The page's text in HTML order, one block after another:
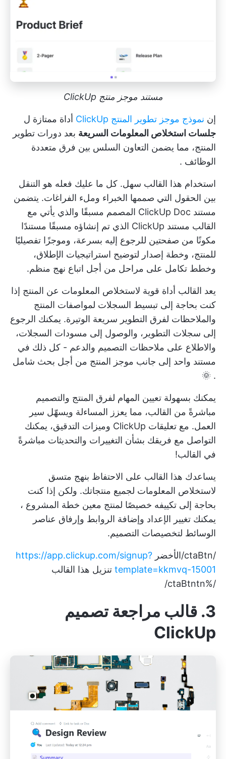
مستند موجز منتج ClickUp
إن نموذج موجز تطوير المنتج ClickUp
أداة ممتازة ل
جلسات استخلاص المعلومات السريعة بعد دورات تطوير
المنتج، مما يضمن التعاون السلس بين فرق متعددة
الوظائف .
استخدام هذا القالب سهل. كل ما عليك فعله هو التنقل
بين الحقول التي صممها الخبراء وملء الفراغات. يتضمن
مستند ClickUp Doc المصمم مسبقًا والذي يأتي مع
القالب مستند ClickUp الذي تم إنشاؤه مسبقًا مستندًا
مكونًا من صفحتين للرجوع إليه بسرعة، وموجزًا تفصيليًا
للمنتج، وخطة إصدار لتوضيح استراتيجيات الإطلاق،
وخطط تكامل على مراحل من أجل اتباع نهج منظم.
يعد القالب أداة قوية لاستخلاص المعلومات عن المنتج إذا
كنت بحاجة إلى تبسيط السجلات لمواصفات المنتج
والملاحظات لفرق التطوير سريعة الوتيرة. يمكنك الرجوع
إلى سجلات التطوير، والوصول إلى مسودات السجلات،
والاطلاع على ملاحظات التصميم والدعم - كل ذلك في
مستند واحد إلى جانب موجز المنتج من أجل بحث شامل
. 🌞
يمكنك بسهولة تعيين المهام لفرق المنتج والتصميم
مباشرةً من القالب، مما يعزز المساءلة ويسهّل سير
العمل. مع تعليقات ClickUp وميزات التدقيق، يمكنك
التواصل مع فريقك بشأن التغييرات والتحديثات مباشرةً
في القالب!
يساعدك هذا القالب على الاحتفاظ بنهج متسق
لاستخلاص المعلومات لجميع منتجاتك. ولكن إذا كنت
بحاجة إلى تكييفه خصيصًا لمنتج معين خطة المشروع ،
يمكنك تغيير الإعداد وإضافة الروابط وإرفاق عناصر
الوسائط لتخصيصات التصميم.
/ctaBtn/الأخضر
https://app.clickup.com/signup?
template=kkmvq-15001 تنزيل هذا القالب
/%ctaBtntn/
3. قالب مراجعة تصميم
ClickUp